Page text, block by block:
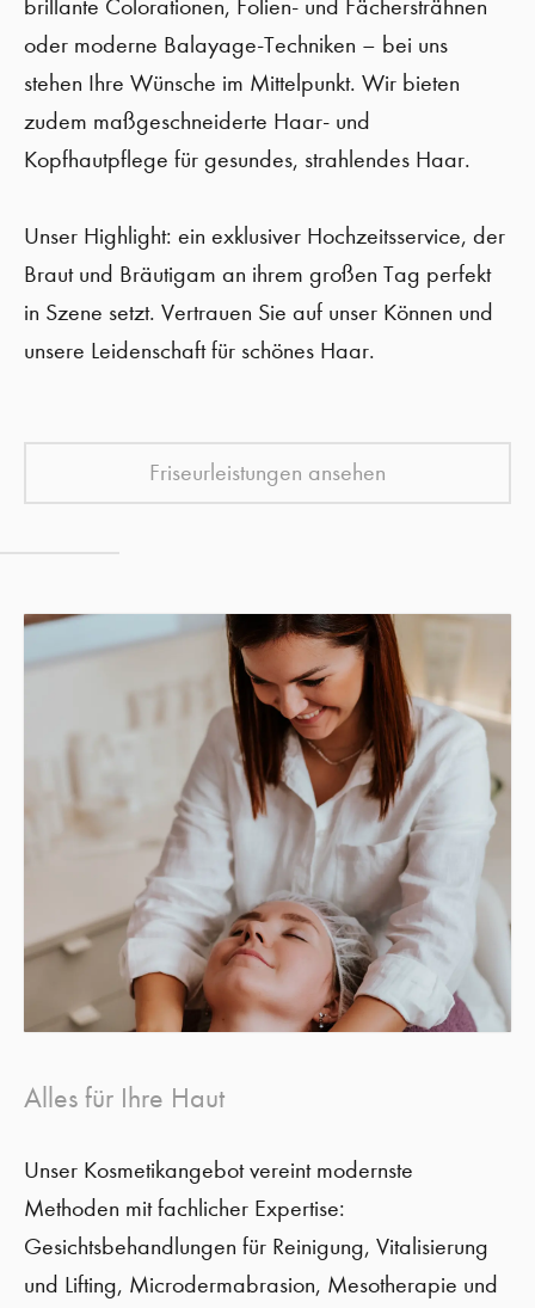
brillante Colorationen, Folien- und Fächersträhnen
oder moderne Balayage-Techniken – bei uns
stehen Ihre Wünsche im Mittelpunkt. Wir bieten
zudem maßgeschneiderte Haar- und
Kopfhautpflege für gesundes, strahlendes Haar.
Unser Highlight: ein exklusiver Hochzeitsservice, der
Braut und Bräutigam an ihrem großen Tag perfekt
in Szene setzt. Vertrauen Sie auf unser Können und
unsere Leidenschaft für schönes Haar.
Friseurleistungen ansehen
Alles für Ihre Haut
Unser Kosmetikangebot vereint modernste
Methoden mit fachlicher Expertise:
Gesichtsbehandlungen für Reinigung, Vitalisierung
und Lifting, Microdermabrasion, Mesotherapie und